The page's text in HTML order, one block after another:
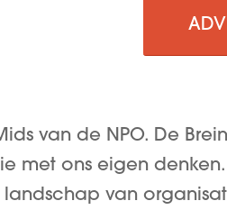
van de NPO. De
met ons eigen denken.
van